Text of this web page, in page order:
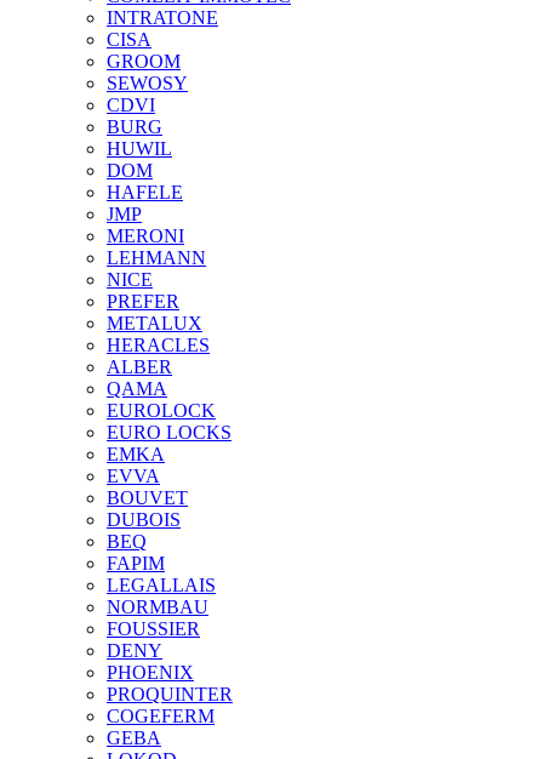
INTRATONE
CISA
GROOM
SEWOSY
CDVI
BURG
HUWIL
DOM
HAFELE
JMP
MERONI
LEHMANN
NICE
PREFER
METALUX
HERACLES
ALBER
QAMA
EUROLOCK
EURO LOCKS
EMKA
EVVA
BOUVET
DUBOIS
BEQ
FAPIM
LEGALLAIS
NORMBAU
FOUSSIER
DENY
PHOENIX
PROQUINTER
COGEFERM
GEBA